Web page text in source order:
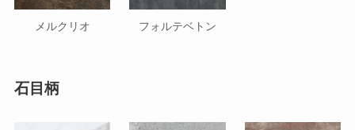
メルクリオ フォルテベトン
石目柄